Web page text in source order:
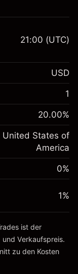
$1,000.00
-0.021568
%
-0.000654
%
(-$0.03)
21:00 (UTC)
USD
1
20.00%
United States of
America
0%
1%
ist der
Verkaufspreis.
zu den Kosten